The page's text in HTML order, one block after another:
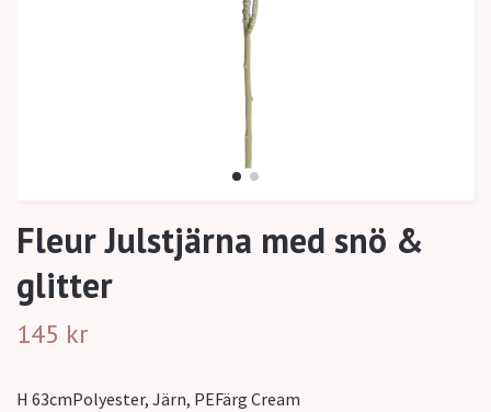
Fleur Julstjärna med snö &
glitter
145 kr
H 63cmPolyester, Järn, PEFärg Cream